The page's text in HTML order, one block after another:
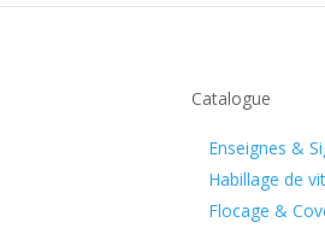
Catalogue
Enseignes &
Habillage de
Flocage &